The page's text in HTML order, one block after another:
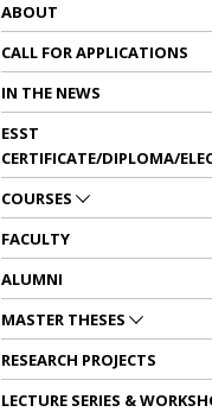
ABOUT
CALL FOR APPLICATIONS
IN THE NEWS
ESST
CERTIFICATE/DIPLOMA/
COURSES
FACULTY
ALUMNI
MASTER THESES
RESEARCH PROJECTS
LECTURE SERIES &